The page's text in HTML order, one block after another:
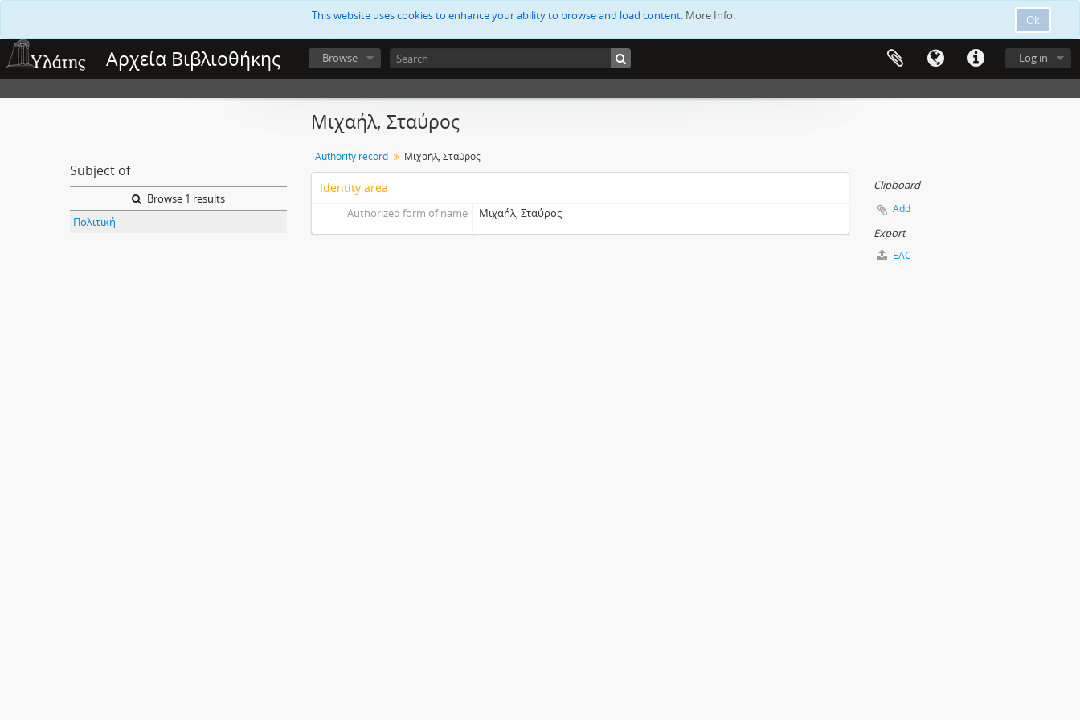
Ok
This website uses cookies to enhance your ability to browse and load content. More Info.
Αρχεία Βιβλιοθήκης Log in
Browse
Subject of
Browse 1 results
Πολιτική
Μιχαήλ, Σταύρος
Authority record Μιχαήλ, Σταύρος
Identity area
Authorized form of name Μιχαήλ, Σταύρος
Clipboard
Add
Export
EAC